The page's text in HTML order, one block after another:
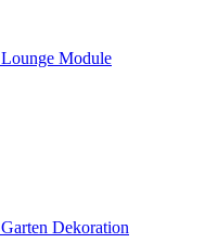
Lounge Module
Garten Dekoration